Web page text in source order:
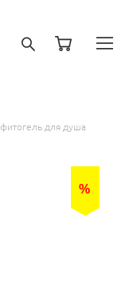
фитогель для душа
%